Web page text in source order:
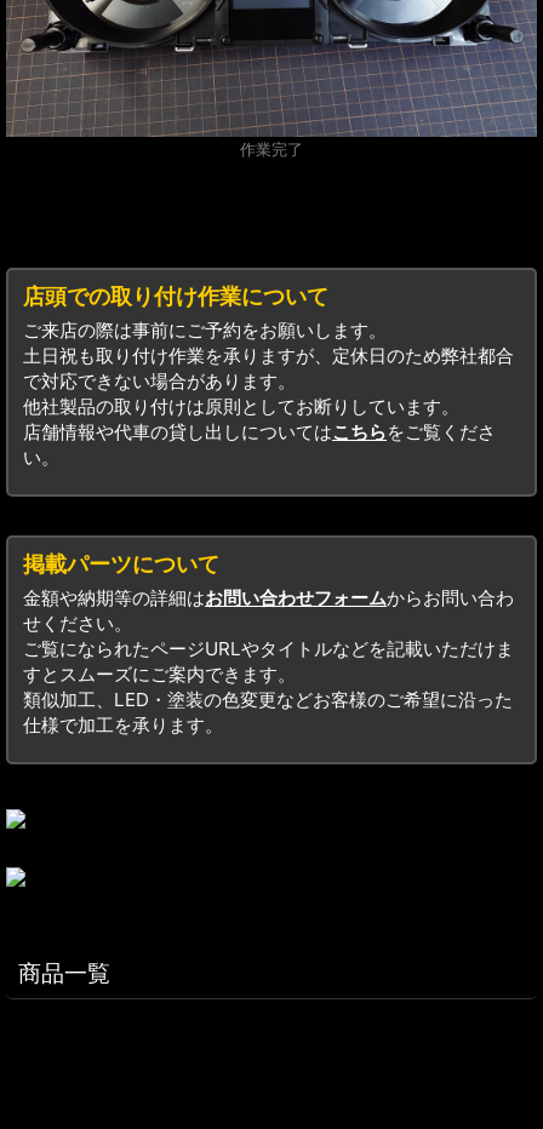
作業完了
店頭での取り付け作業について
ご来店の際は事前にご予約をお願いします。
土日祝も取り付け作業を承りますが、定休日のため弊社都合
で対応できない場合があります。
他社製品の取り付けは原則としてお断りしています。
店舗情報や代車の貸し出しについてはこちらをご覧くださ
い。
掲載パーツについて
金額や納期等の詳細はお問い合わせフォームからお問い合わ
せください。
ご覧になられたページURLやタイトルなどを記載いただけま
すとスムーズにご案内できます。
類似加工、LED・塗装の色変更などお客様のご希望に沿った
仕様で加工を承ります。
商品一覧